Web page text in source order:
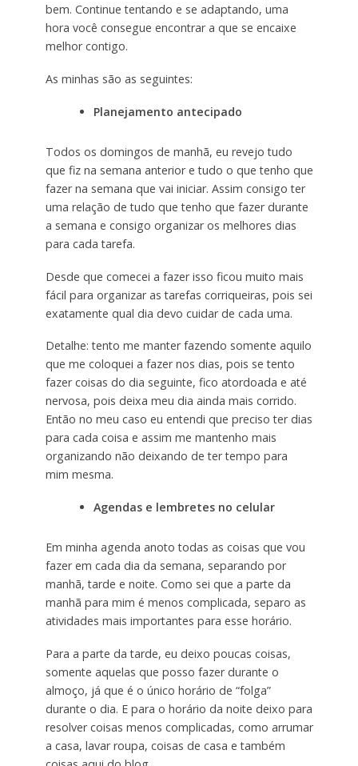
bem. Continue tentando e se adaptando, uma
hora você consegue encontrar a que se encaixe
melhor contigo.
As minhas são as seguintes:
Planejamento antecipado
Todos os domingos de manhã, eu revejo tudo
que fiz na semana anterior e tudo o que tenho que
fazer na semana que vai iniciar. Assim consigo ter
uma relação de tudo que tenho que fazer durante
a semana e consigo organizar os melhores dias
para cada tarefa.
Desde que comecei a fazer isso ficou muito mais
fácil para organizar as tarefas corriqueiras, pois sei
exatamente qual dia devo cuidar de cada uma.
Detalhe: tento me manter fazendo somente aquilo
que me coloquei a fazer nos dias, pois se tento
fazer coisas do dia seguinte, fico atordoada e até
nervosa, pois deixa meu dia ainda mais corrido.
Então no meu caso eu entendi que preciso ter dias
para cada coisa e assim me mantenho mais
organizando não deixando de ter tempo para
mim mesma.
Agendas e lembretes no celular
Em minha agenda anoto todas as coisas que vou
fazer em cada dia da semana, separando por
manhã, tarde e noite. Como sei que a parte da
manhã para mim é menos complicada, separo as
atividades mais importantes para esse horário.
Para a parte da tarde, eu deixo poucas coisas,
somente aquelas que posso fazer durante o
almoço, já que é o único horário de “folga”
durante o dia. E para o horário da noite deixo para
resolver coisas menos complicadas, como arrumar
a casa, lavar roupa, coisas de casa e também